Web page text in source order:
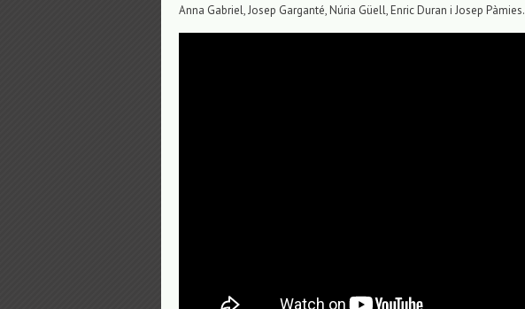
Anna Gabriel, Josep Garganté, Núria Güell, Enric Duran i Josep Pàmies.